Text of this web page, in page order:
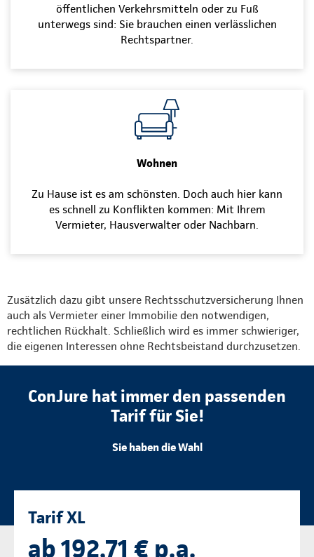
öffentlichen Verkehrsmitteln oder zu Fuß
unterwegs sind: Sie brauchen einen verlässlichen
Rechtspartner.
Wohnen
Zu Hause ist es am schönsten. Doch auch hier kann
es schnell zu Konflikten kommen: Mit Ihrem
Vermieter, Hausverwalter oder Nachbarn.
Zusätzlich dazu gibt unsere Rechtsschutzversicherung Ihnen
auch als Vermieter einer Immobilie den notwendigen,
rechtlichen Rückhalt. Schließlich wird es immer schwieriger,
die eigenen Interessen ohne Rechtsbeistand durchzusetzen.
ConJure hat immer den passenden
Tarif für Sie!
Sie haben die Wahl
Tarif XL
ab 192,71 € p.a.